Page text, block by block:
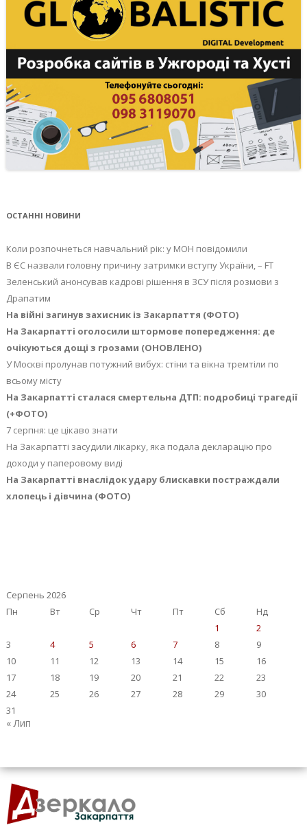
ОСТАННІ НОВИНИ
Коли розпочнеться навчальний рік: у МОН повідомили
В ЄС назвали головну причину затримки вступу України, – FT
Зеленський анонсував кадрові рішення в ЗСУ після розмови з
Драпатим
На війні загинув захисник із Закарпаття (ФОТО)
На Закарпатті оголосили штормове попередження: де
очікуються дощі з грозами (ОНОВЛЕНО)
У Москві пролунав потужний вибух: стіни та вікна тремтіли по
всьому місту
На Закарпатті сталася смертельна ДТП: подробиці трагедії
(+ФОТО)
7 серпня: це цікаво знати
На Закарпатті засудили лікарку, яка подала декларацію про
доходи у паперовому виді
На Закарпатті внаслідок удару блискавки постраждали
хлопець і дівчина (ФОТО)
Серпень 2026
Пн
Вт Ср Чт Пт Сб
Нд
1
2
3
4 5 6 7 8
9
10
11 12 13 14 15
16
17
18 19 20 21 22
23
24
25 26 27 28 29
30
31
« Лип